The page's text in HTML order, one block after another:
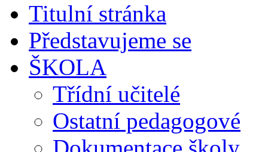
Titulní stránka
Představujeme se
ŠKOLA
Třídní učitelé
Ostatní pedagogové